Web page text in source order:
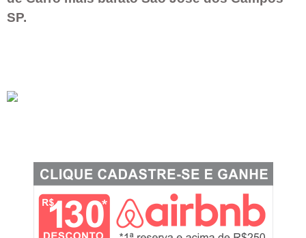
SP.